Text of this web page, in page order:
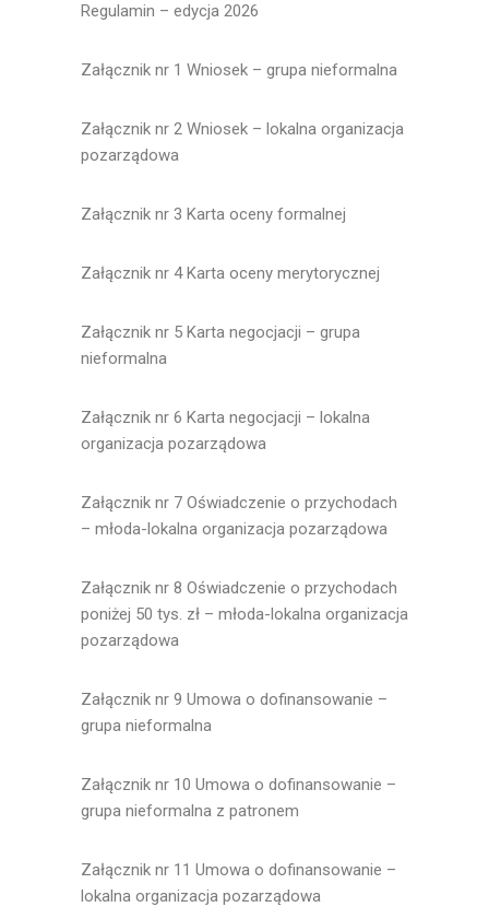
Regulamin – edycja 2026
Załącznik nr 1 Wniosek – grupa nieformalna
Załącznik nr 2 Wniosek – lokalna organizacja
pozarządowa
Załącznik nr 3 Karta oceny formalnej
Załącznik nr 4 Karta oceny merytorycznej
Załącznik nr 5 Karta negocjacji – grupa
nieformalna
Załącznik nr 6 Karta negocjacji – lokalna
organizacja pozarządowa
Załącznik nr 7 Oświadczenie o przychodach
– młoda-lokalna organizacja pozarządowa
Załącznik nr 8 Oświadczenie o przychodach
poniżej 50 tys. zł – młoda-lokalna organizacja
pozarządowa
Załącznik nr 9 Umowa o dofinansowanie –
grupa nieformalna
Załącznik nr 10 Umowa o dofinansowanie –
grupa nieformalna z patronem
Załącznik nr 11 Umowa o dofinansowanie –
lokalna organizacja pozarządowa